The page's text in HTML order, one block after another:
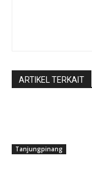
ARTIKEL TERKAIT
Tanjungpinang